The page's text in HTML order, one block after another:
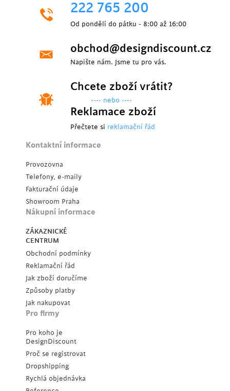
222 765 200
Od pondělí do pátku - 8:00 až 16:00
obchod@designdiscount.cz
Napište nám. Jsme tu pro vás.
Chcete zboží vrátit?
---- nebo ----
Reklamace zboží
Přečtete si reklamační řád
Kontaktní informace
Provozovna
Telefony, e-maily
Fakturační údaje
Showroom Praha
Nákupní informace
ZÁKAZNICKÉ
CENTRUM
Obchodní podmínky
Reklamační řád
Jak zboží doručíme
Způsoby platby
Jak nakupovat
Pro firmy
Pro koho je
DesignDiscount
Proč se registrovat
Dropshipping
Rychlá objednávka